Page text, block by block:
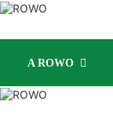
A ROWO